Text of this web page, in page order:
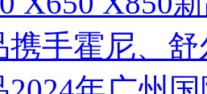
携手霍尼、